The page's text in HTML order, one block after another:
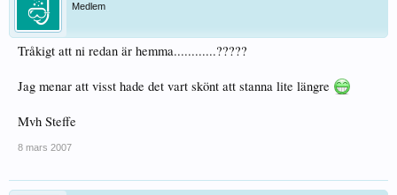
Medlem
Tråkigt att ni redan är hemma............?????
Jag menar att visst hade det vart skönt att stanna lite längre
Mvh Steffe
8 mars 2007